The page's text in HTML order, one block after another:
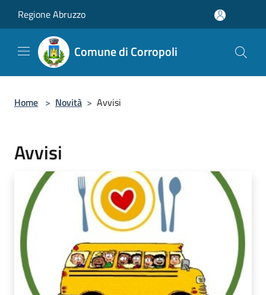
Regione Abruzzo
Comune di Corropoli
Home > Novità > Avvisi
Avvisi